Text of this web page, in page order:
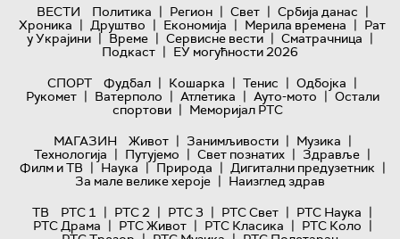
ВЕСТИ Политика | Регион | Свет | Србија данас |
Хроника | Друштво | Економија | Мерила времена | Рат
у Украјини | Време | Сервисне вести | Сматрачница |
Подкаст | ЕУ могућности 2026
СПОРТ
Фудбал | Кошарка | Тенис | Одбојка |
Рукомет | Ватерполо | Атлетика | Ауто-мото | Остали
спортови | Меморијал РТС
МАГАЗИН
Живот | Занимљивости | Музика |
Технологијa | Путујемо | Свет познатих | Здравље |
Филм и ТВ | Наука | Природа | Дигитални предузетник |
За мале велике хероје | Наизглед здрав
ТВ
РТС 1 | РТС 2 | РТС 3 | РТС Свет | РТС Наука |
РТС Драма | РТС Живот | РТС Класика | РТС Коло |